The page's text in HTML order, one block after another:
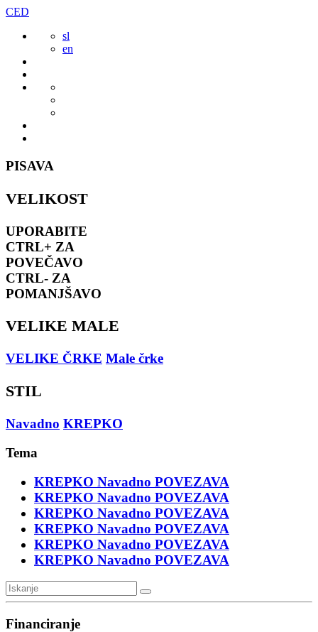
Preskoči
vsebine
CED
sl
en
PISAVA
VELIKOST
UPORABITE
CTRL+ ZA
POVEČAVO
CTRL- ZA
POMANJŠAVO
VELIKE MALE
VELIKE ČRKE Male črke
STIL
Navadno KREPKO
Tema
KREPKO Navadno POVEZAVA
KREPKO Navadno POVEZAVA
KREPKO Navadno POVEZAVA
KREPKO Navadno POVEZAVA
KREPKO Navadno POVEZAVA
KREPKO Navadno POVEZAVA
Financiranje